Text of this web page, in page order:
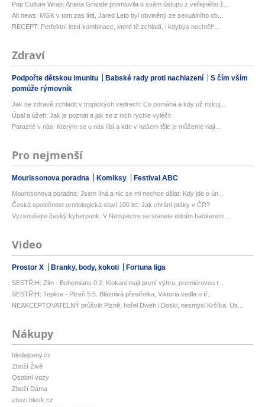
Pop Culture Wrap: Ariana Grande promluvila o svém ústupu z veřejného ž...
Alt news: MGK v tom zas lítá, Jared Leto byl obviněný ze sexuálního ob...
RECEPT: Perfektní letní kombinace, které tě zchladí, i kdybys nechtěl*...
Zdraví
Podpořte dětskou imunitu Babské rady proti nachlazení
S čím vším
pomůže rýmovník
Jak se zdravě zchladit v tropických vedrech: Co pomáhá a kdy už riskuj...
Úpal a úžeh: Jak je poznat a jak se z nich rychle vyléčit
Parazité v nás: Kterým se u nás líbí a kde v našem těle je můžeme nají...
Pro nejmenší
Mourissonova poradna Komiksy Festival ABC
Mourrisonova poradna: Jsem líná a nic se mi nechce dělat: Kdy jde o ún...
Česká společnost ornitologická slaví 100 let: Jak chrání ptáky v ČR?
Vyzkoušejte český kyberpunk. V Netspectre se stanete elitním hackerem ...
Video
Prostor X Branky, body, kokoti Fortuna liga
SESTŘIH: Zlín - Bohemians 0:2. Klokani mají první výhru, premiérovou t...
SESTŘIH: Teplice - Plzeň 5:5. Bláznivá přestřelka, Viktoria vedla o tř...
NEAKCEPTOVATELNÝ průšvih Plzně, hořel Dweh i Doski, nesmysl Krčíka. Us...
Nákupy
hledejceny.cz
Zboží Živě
Osobní vozy
Zboží Dáma
zbozi.blesk.cz